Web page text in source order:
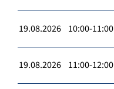
19.08.2026 10:00-11:00
19.08.2026 11:00-12:00